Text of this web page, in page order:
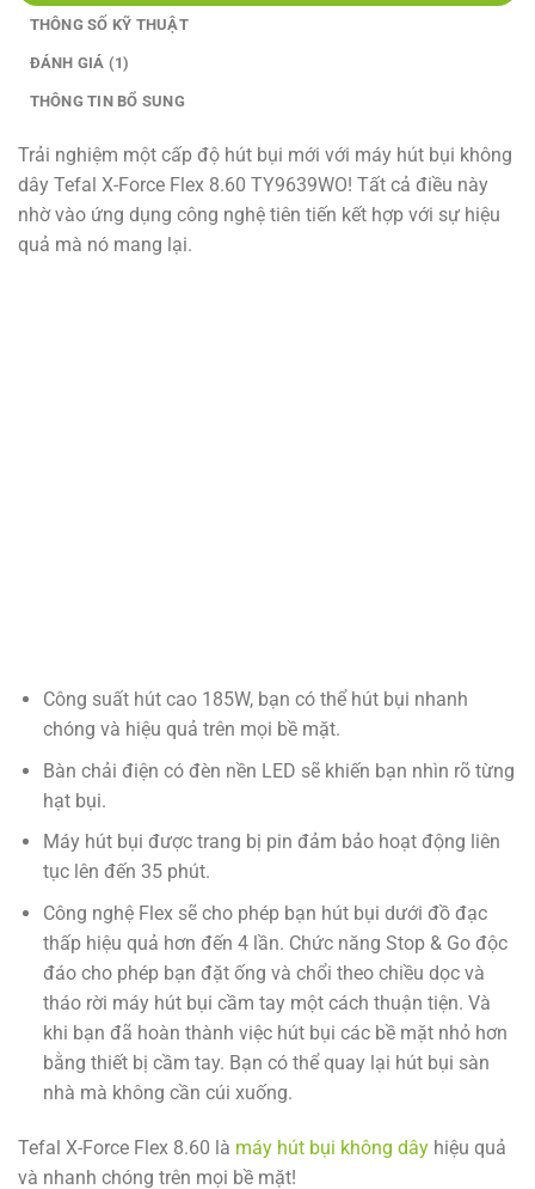
THÔNG SỐ KỸ THUẬT
ĐÁNH GIÁ (1)
THÔNG TIN BỔ SUNG
Trải nghiệm một cấp độ hút bụi mới với máy hút bụi không
dây Tefal X-Force Flex 8.60 TY9639WO! Tất cả điều này
nhờ vào ứng dụng công nghệ tiên tiến kết hợp với sự hiệu
quả mà nó mang lại.
Công suất hút cao 185W, bạn có thể hút bụi nhanh
chóng và hiệu quả trên mọi bề mặt.
Bàn chải điện có đèn nền LED sẽ khiến bạn nhìn rõ từng
hạt bụi.
Máy hút bụi được trang bị pin đảm bảo hoạt động liên
tục lên đến 35 phút.
Công nghệ Flex sẽ cho phép bạn hút bụi dưới đồ đạc
thấp hiệu quả hơn đến 4 lần. Chức năng Stop & Go độc
đáo cho phép bạn đặt ống và chổi theo chiều dọc và
tháo rời máy hút bụi cầm tay một cách thuận tiện. Và
khi bạn đã hoàn thành việc hút bụi các bề mặt nhỏ hơn
bằng thiết bị cầm tay. Bạn có thể quay lại hút bụi sàn
nhà mà không cần cúi xuống.
Tefal X-Force Flex 8.60 là máy hút bụi không dây hiệu quả
và nhanh chóng trên mọi bề mặt!